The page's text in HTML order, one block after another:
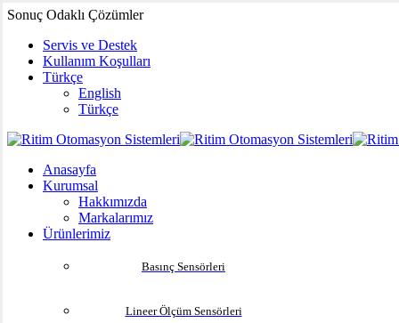
Skip
main
content
Sonuç Odaklı Çözümler
Servis ve Destek
Kullanım Koşulları
Türkçe
English
Türkçe
search
Menu
Anasayfa
Kurumsal
Hakkımızda
Markalarımız
Ürünlerimiz
Basınç Sensörleri
Lineer Ölçüm Sensörleri